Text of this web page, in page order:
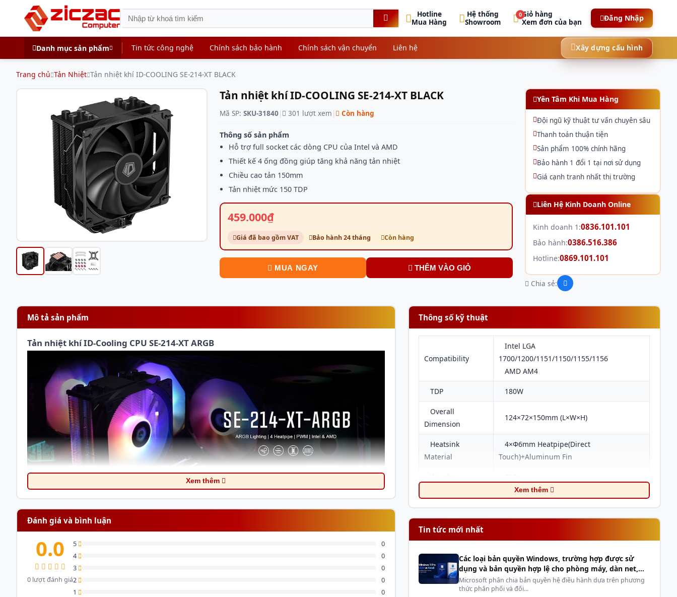
Hotline
Mua Hàng
Hệ thống
Showroom
0Giỏ hàng
Xem đơn của bạn
Đăng Nhập
Danh mục sản phẩm Tin tức công nghệ Chính sách bảo hành Chính sách vận chuyển Liên hệ Xây dựng cấu hình
Trang chủ Tản Nhiệt Tản nhiệt khí ID-COOLING SE-214-XT BLACK
Tản nhiệt khí ID-COOLING SE-214-XT BLACK
Mã SP: SKU-31840| 301 lượt xem | Còn hàng
Thông số sản phẩm
Hỗ trợ full socket các dòng CPU của Intel và AMD
Thiết kế 4 ống đồng giúp tăng khả năng tản nhiệt
Chiều cao tản 150mm
Tản nhiệt mức 150 TDP
459.000₫
Giá đã bao gồm VAT Bảo hành 24 tháng Còn hàng
MUA NGAY THÊM VÀO GIỎ
Yên Tâm Khi Mua Hàng
Đội ngũ kỹ thuật tư vấn chuyên sâu
Thanh toán thuận tiện
Sản phẩm 100% chính hãng
Bảo hành 1 đổi 1 tại nơi sử dụng
Giá cạnh tranh nhất thị trường
Liên Hệ Kinh Doanh Online
Kinh doanh 1:0836.101.101
Bảo hành:0386.516.386
Hotline:0869.101.101
Chia sẻ:
Mô tả sản phẩm
Tản nhiệt khí ID-Cooling CPU SE-214-XT ARGB
Tản nhiệt khí ID-Cooling CPU SE-214-XT ARGB
Phần cover với tông màu đen chủ đạo của tản
Xem thêm
Đánh giá và bình luận
0.0
0 lượt đánh giá
5
0
4
0
3
0
2
0
1
0
Thông số kỹ thuật
Compatibility
Intel LGA
1700/1200/1151/1150/1155/1156
AMD AM4
TDP 180W
Overall
Dimension
124×72×150mm (L×W×H)
Heatsink
Material
4×Ф6mm Heatpipe(Direct
Touch)+Aluminum Fin
Fan Dimension 120×120×25mm
Fan Speed 500±200~1500±10%RPM(PWM)(ARGB)
Max. Static
Pressure
1.87mmH2O
13.8-30.5dB(A)
Xem thêm
Tin tức mới nhất
Các loại bản quyền Windows, trường hợp được sử
dụng và bản quyền hợp lệ cho phòng máy, dàn net,
cyber
Microsoft phân chia bản quyền hệ điều hành dựa trên phương
thức phân phối và đối...